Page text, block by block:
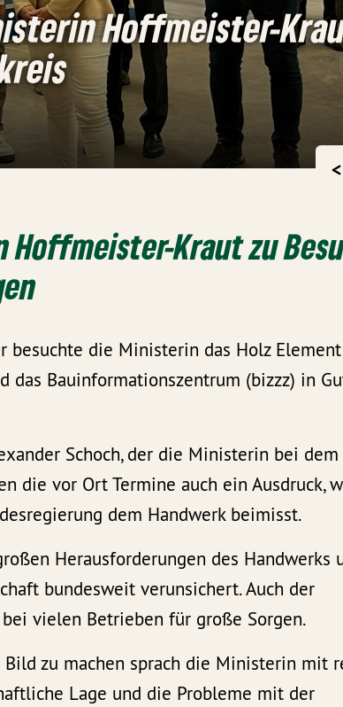
Hoffmeister-
Kraut zu
besuchte die Ministerin das Holz
das Bauinformationszentrum (bizzz) in
Schoch, der die Ministerin bei dem
die vor Ort Termine auch ein Ausdruck,
dem Handwerk beimisst.
Herausforderungen des Handwerks
bundesweit verunsichert. Auch der
vielen Betrieben für große Sorgen.
zu machen sprach die Ministerin mit
Lage und die Probleme mit der